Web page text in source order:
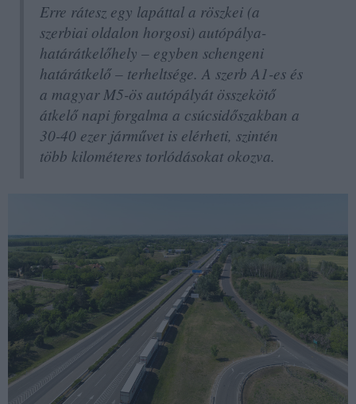
Erre rátesz egy lapáttal a röszkei (a
szerbiai oldalon horgosi) autópálya-
határátkelőhely – egyben schengeni
határátkelő – terheltsége. A szerb A1-es és
a magyar M5-ös autópályát összekötő
átkelő napi forgalma a csúcsidőszakban a
30-40 ezer járművet is elérheti, szintén
több kilométeres torlódásokat okozva.